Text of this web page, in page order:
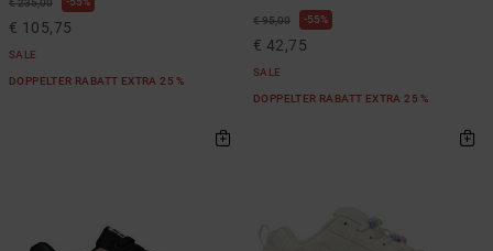
€ 235,00
€ 105,75
SALE
DOPPELTER RABATT EXTRA 25 %
€ 95,00 55%
€ 42,75
SALE
DOPPELTER RABATT EXTRA 25 %